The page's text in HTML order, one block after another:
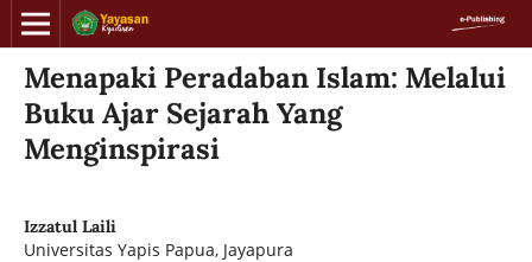
Menapaki Peradaban Islam: Melalui
Buku Ajar Sejarah Yang
Menginspirasi
Izzatul Laili
Universitas Yapis Papua, Jayapura